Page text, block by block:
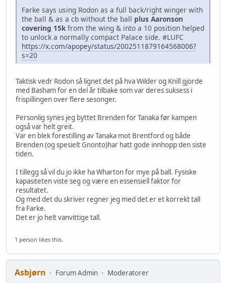
Farke says using Rodon as a full back/right winger with
the ball & as a cb without the ball plus Aaronson
covering 15k from the wing & into a 10 position helped
to unlock a normally compact Palace side. #LUFC
https://x.com/apopey/status/2002511879164568006?
s=20
Taktisk vedr Rodon så lignet det på hva Wilder og Knill gjorde
med Basham for en del år tilbake som var deres suksess i
frispillingen over flere sesonger.
Personlig synes jeg byttet Brenden for Tanaka før kampen
også var helt greit.
Var en blek forestilling av Tanaka mot Brentford og både
Brenden (og spesielt Gnonto)har hatt gode innhopp den siste
tiden.
I tillegg så vil du jo ikke ha Wharton for mye på ball. Fysiske
kapasiteten viste seg og være en essensiell faktor for
resultatet.
Og med det du skriver regner jeg med det er et korrekt tall
fra Farke.
Det er jo helt vanvittige tall.
1 person likes this.
Asbjørn Forum Admin
Moderatorer